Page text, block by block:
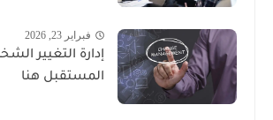
فبراير 23, 2026
إدارة التغيير
المستقبل هنا